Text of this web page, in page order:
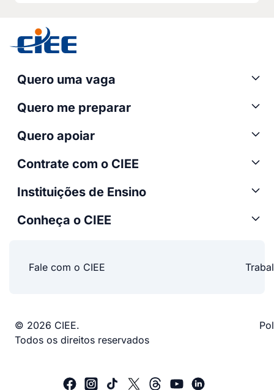
Quero uma vaga
Quero me preparar
Quero apoiar
Contrate com o CIEE
Instituições de Ensino
Conheça o CIEE
Fale com o CIEE
© 2026 CIEE.
Todos os direitos reservados